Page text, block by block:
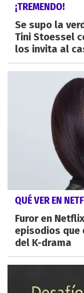
¡TREMENDO!
Se supo la
Tini Stoessel
los invita al
QUÉ VER EN
Furor en
episodios
del K-drama